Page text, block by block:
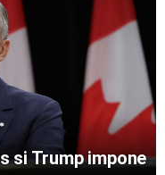
si Trump impone